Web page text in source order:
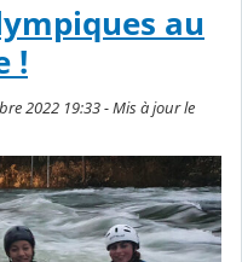
au
!
2022 19:33 - Mis à jour le